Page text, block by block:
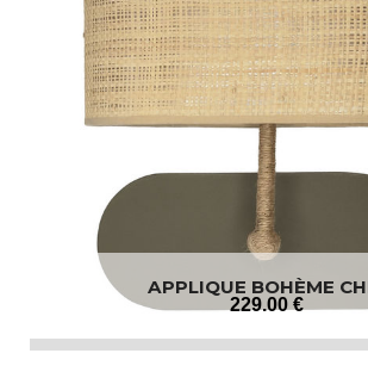
APPLIQUE BOHÈME
229.00 €